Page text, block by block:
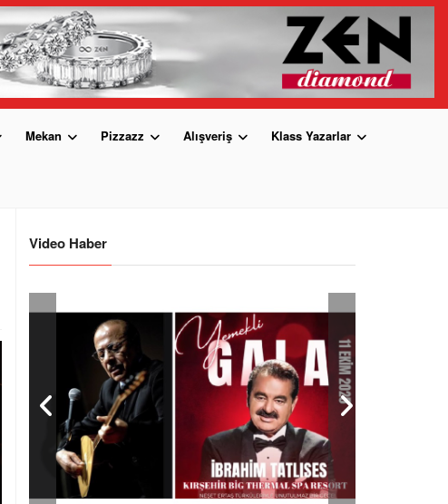
Mekan Pizzazz Alışveriş Klass Yazarlar
Video Haber